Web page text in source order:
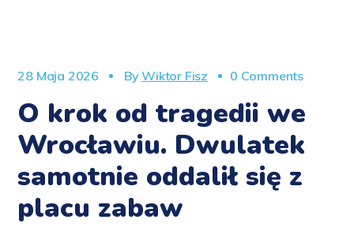
28 Maja 2026 ByWiktor Fisz 0 Comments
O krok od tragedii we
Wrocławiu. Dwulatek
samotnie oddalił się z
placu zabaw